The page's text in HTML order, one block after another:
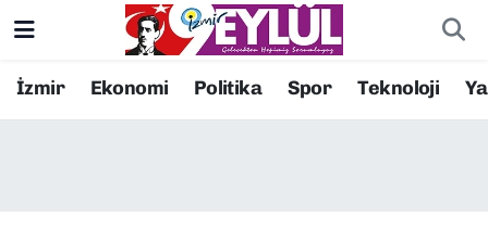
İzmir Ekonomi Politika Spor Teknoloji
Resmi İlanlar
Konak Nöbetçi Eczaneler